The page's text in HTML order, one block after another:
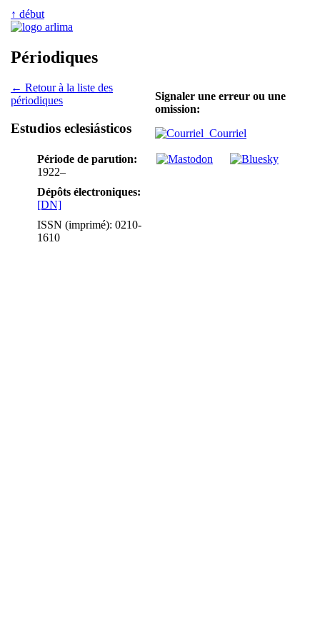
↑ début
Périodiques
← Retour à la liste des
périodiques
Estudios eclesiásticos
Période de parution:
1922–
Dépôts électroniques:
[DN]
ISSN (imprimé): 0210-
1610
Signaler une erreur ou une
omission:
Courriel